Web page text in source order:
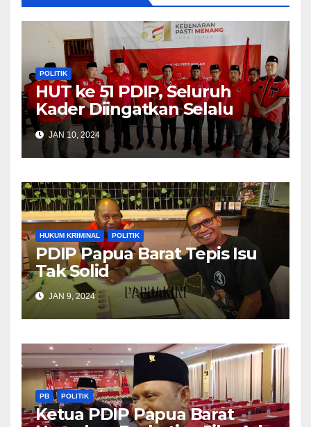
POLITIK
HUT ke 51 PDIP, Seluruh
Kader Diingatkan Selalu
Komunikasi Dengan
Masyarakat
JAN 10, 2024
HUKUM KRIMINAL POLITIK
PDIP Papua Barat Tepis Isu
Tak Solid
JAN 9, 2024
PB POLITIK
Ketua PDIP Papua Barat